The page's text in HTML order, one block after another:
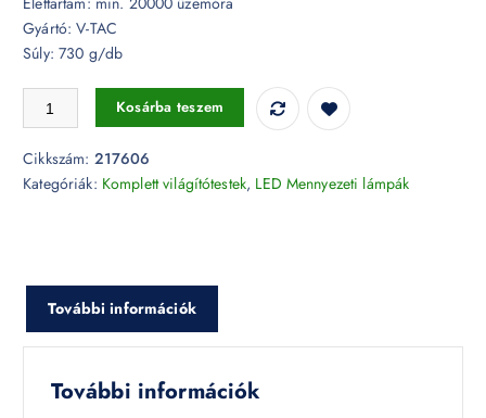
Gyártó: V-TAC
Súly: 730 g/db
24W LED csillogó búrás kör mennyezeti lámpa állítható
Kosárba teszem
Cikkszám: 217606
Kategóriák: Komplett világítótestek, LED Mennyezeti lámpák
További információk
További információk